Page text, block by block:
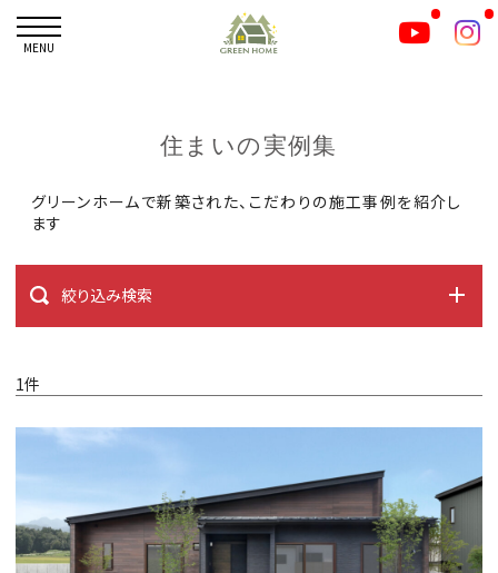
MENU
住まいの実例集
グリーンホームで新築された、こだわりの施工事例を紹介し
ます
絞り込み検索
1件